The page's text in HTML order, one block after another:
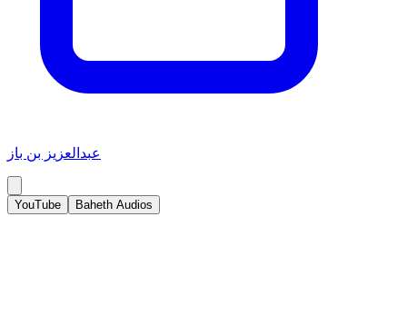
عبدالعزيز بن باز
YouTube Baheth Audios